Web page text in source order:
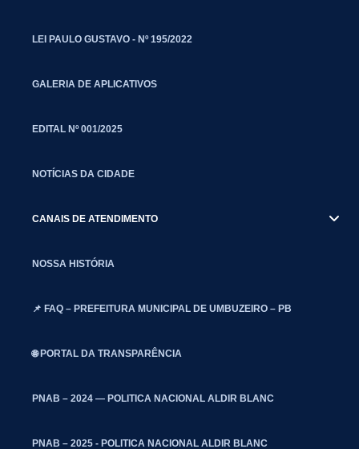
LEI PAULO GUSTAVO - Nº 195/2022
GALERIA DE APLICATIVOS
EDITAL Nº 001/2025
NOTÍCIAS DA CIDADE
CANAIS DE ATENDIMENTO
NOSSA HISTÓRIA
📌 FAQ – PREFEITURA MUNICIPAL DE UMBUZEIRO – PB
🌐 PORTAL DA TRANSPARÊNCIA
PNAB – 2024 — POLITICA NACIONAL ALDIR BLANC
PNAB – 2025 - POLITICA NACIONAL ALDIR BLANC